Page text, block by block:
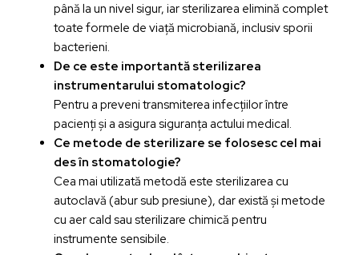
până la un nivel sigur, iar sterilizarea elimină complet
toate formele de viață microbiană, inclusiv sporii
bacterieni.
De ce este importantă sterilizarea
instrumentarului stomatologic?
Pentru a preveni transmiterea infecțiilor între
pacienți și a asigura siguranța actului medical.
Ce metode de sterilizare se folosesc cel mai
des în stomatologie?
Cea mai utilizată metodă este sterilizarea cu
autoclavă (abur sub presiune), dar există și metode
cu aer cald sau sterilizare chimică pentru
instrumente sensibile.